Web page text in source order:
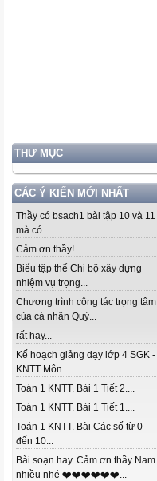
THƯ MỤC
CÁC Ý KIẾN MỚI NHẤT
Thầy có bsach1 bài tập 10 và 11
mà có...
Cảm ơn thầy!...
Biểu tập thể Chi bộ xây dựng
nhiệm vụ trọng...
Chương trình công tác trọng tâm
của cá nhân Quý...
rất hay...
Kế hoạch giảng dạy lớp 4 SGK -
KNTT Môn...
Toán 1 KNTT. Bài 1 Tiết 2....
Toán 1 KNTT. Bài 1 Tiết 1....
Toán 1 KNTT. Bài Các số từ 0
đến 10...
Bài soạn hay. Cảm ơn thầy Nam
nhiều nhé ❤️❤️❤️❤️❤️❤️...